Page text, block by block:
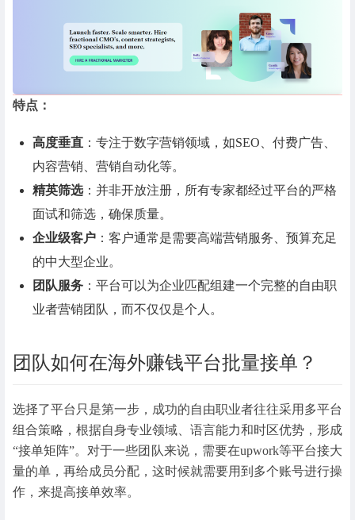
特点：
高度垂直 ：专注于数字营销领域，如SEO、付费广告、
内容营销、营销自动化等。
精英筛选：并非开放注册，所有专家都经过平台的严格
面试和筛选，确保质量。
企业级客户 ：客户通常是需要高端营销服务、预算充足
的中大型企业。
团队服务 ：平台可以为企业匹配组建一个完整的自由职
业者营销团队，而不仅仅是个人。
团队如何在海外赚钱平台批量接单？
选择了平台只是第一步，成功的自由职业者往往采用多平台
组合策略，根据自身专业领域、语言能力和时区优势，形成
“接单矩阵”。对于一些团队来说，需要在upwork等平台接大
量的单，再给成员分配，这时候就需要用到多个账号进行操
作，来提高接单效率。